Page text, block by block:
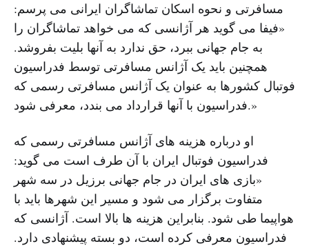
مسافرتی و نحوه اسکان تماشاگران ایرانی می پرسم:
«فیفا می گوید هر آژانسی که می خواهد تماشاگران را
به جام جهانی ببرد، حق ندارد به آنها بلیت بفروشد.
همچنین باید یک آژانس مسافرتی توسط فدراسیون
فوتبال کشورها به عنوان یک آژانس مسافرتی رسمی که
فدراسیون با آنها قرارداد می بندد، معرفی شود.»
او درباره هزینه های آژانس مسافرتی رسمی که
فدراسیون فوتبال ایران با آن طرف است می گوید:
«بازی های ایران در جام جهانی برزیل در سه شهر
متفاوت برگزار می شود و مسیر این شهرها باید با
هواپیما طی شود. بنابراین هزینه ها بالا است. آژانسی که
فدراسیون معرفی کرده است، دو بسته پیشنهادی دارد.